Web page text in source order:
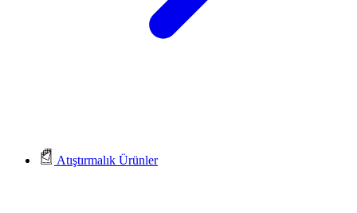
Atıştırmalık Ürünler